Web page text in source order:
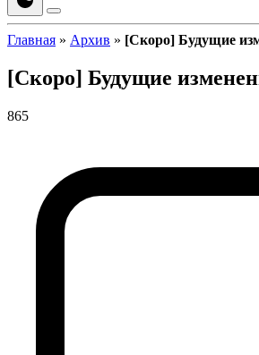
Главная » Архив » [Скоро] Будущие
[Скоро] Будущие
865